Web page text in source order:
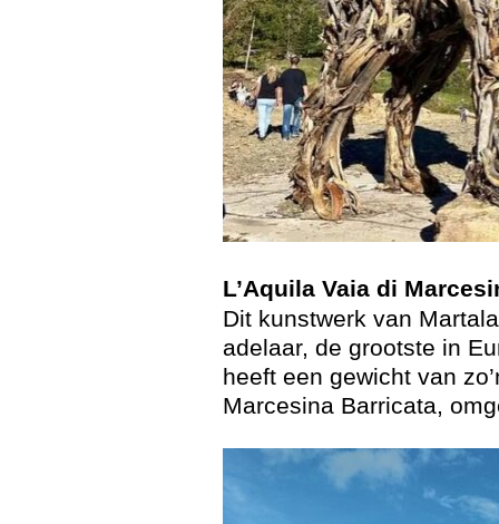
L’Aquila Vaia di
Dit kunstwerk van
adelaar, de grootste in
heeft een gewicht van
Marcesina Barricata,